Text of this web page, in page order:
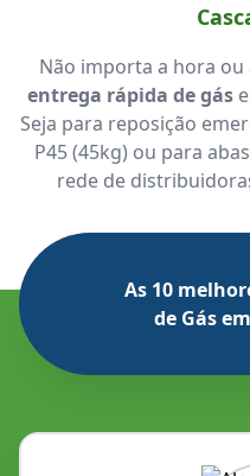
Não importa a hora ou
entrega rápida de gás
Seja para reposição
P45 (45kg) ou para
rede de
As 10
de Gás